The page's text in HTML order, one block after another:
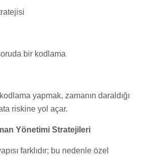
bir kodlama
yapmak, zamanın daraldığı
riskine yol açar.
Yönetimi Stratejileri
farklıdır; bu nedenle özel